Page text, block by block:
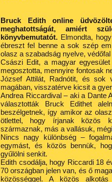
Bruck Edith online
meghatottságát, amiért
könyvbemutatót. Elmondta,
ébreszt fel benne a sok szép
olasz a szabadság nyelve,
Császi Edit, a magyar
megosztotta, mennyire fontosak
József Attilát, Radnótit, és sok
magában, visszatérve kicsit a
Andrea Riccardival – aki a Dante
választották Bruck Edithet
beszélgetnek, így amikor az
ötlettel, hogy írjanak közös
származnak, más a vallásuk,
Nincs nagy különbség –
egymást, és közös bennük,
gyűlölni senkit.
Edith csodálja, hogy Riccardi 18
70 országban jelen van, és ő
közösséggel. A közös